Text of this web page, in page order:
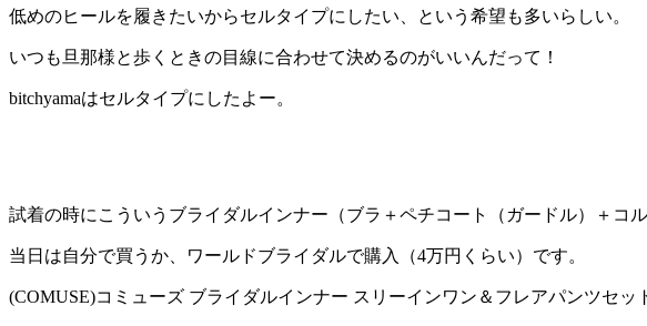
低めのヒールを履きたいからセルタイプにしたい、という希望も多いらしい。
いつも旦那様と歩くときの目線に合わせて決めるのがいいんだって！
bitchyamaはセルタイプにしたよー。
試着の時にこういうブライダルインナー（ブラ＋ペチコート（ガードル）＋コ
当日は自分で買うか、ワールドブライダルで購入（4万円くらい）です。
(COMUSE)コミューズ ブライダルインナー スリーインワン＆フレアパンツセッ